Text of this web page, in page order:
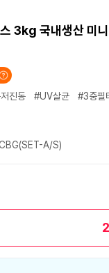
3kg 국내생산 미
진동 #UV살균 #3중필
A/S)